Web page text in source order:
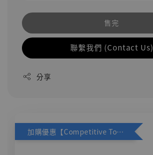
售完
聯繫我們 (Contact Us)
分享
加購優惠【Competitive Toys 梅西 [CM001]】